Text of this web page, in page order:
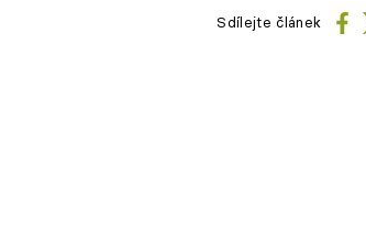
Sdílejte článek